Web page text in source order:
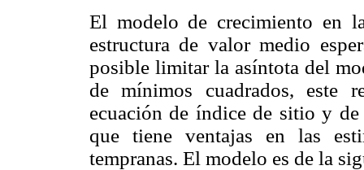
El modelo de crecimiento en
estructura de valor medio
posible limitar la asíntota del
de mínimos cuadrados, este
ecuación de índice de sitio y
que tiene ventajas en las
tempranas. El modelo es de la